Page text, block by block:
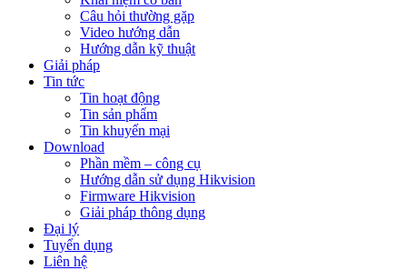
Câu hỏi thường gặp
Video hướng dẫn
Hướng dẫn kỹ thuật
Giải pháp
Tin tức
Tin hoạt động
Tin sản phẩm
Tin khuyến mại
Download
Phần mềm – công cụ
Hướng dẫn sử dụng Hikvision
Firmware Hikvision
Giải pháp thông dụng
Đại lý
Tuyển dụng
Liên hệ